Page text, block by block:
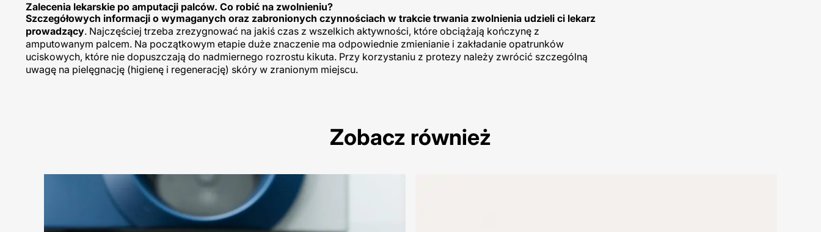
Zalecenia lekarskie po amputacji palców. Co robić na zwolnieniu?
Szczegółowych informacji o wymaganych oraz zabronionych czynnościach w trakcie trwania zwolnienia udzieli ci lekarz
prowadzący. Najczęściej trzeba zrezygnować na jakiś czas z wszelkich aktywności, które obciążają kończynę z
amputowanym palcem. Na początkowym etapie duże znaczenie ma odpowiednie zmienianie i zakładanie opatrunków
uciskowych, które nie dopuszczają do nadmiernego rozrostu kikuta. Przy korzystaniu z protezy należy zwrócić szczególną
uwagę na pielęgnację (higienę i regenerację) skóry w zranionym miejscu.
Zobacz również